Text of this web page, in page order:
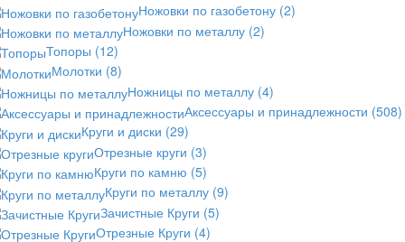
Ножовки по газобетону (2)
Ножовки по металлу (2)
Топоры (12)
Молотки (8)
Ножницы по металлу (4)
Аксессуары и принадлежности (508)
Круги и диски (29)
Отрезные круги (3)
Круги по камню (5)
Круги по металлу (9)
Зачистные Круги (5)
Отрезные Круги (4)